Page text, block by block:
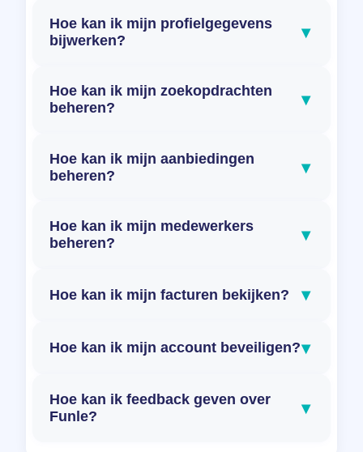
Hoe kan ik mijn profielgegevens
bijwerken?
▾
Hoe kan ik mijn zoekopdrachten
beheren?
▾
Hoe kan ik mijn aanbiedingen
beheren?
▾
Hoe kan ik mijn medewerkers
beheren?
▾
Hoe kan ik mijn facturen bekijken? ▾
Hoe kan ik mijn account beveiligen?▾
Hoe kan ik feedback geven over
Funle?
▾